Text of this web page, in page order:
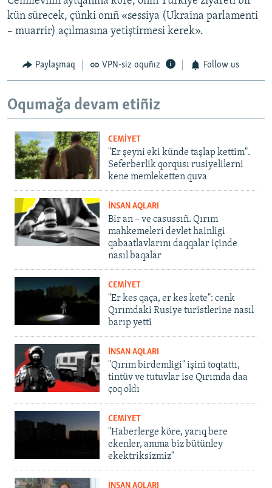
kün sürecek, çünki onıñ «sessiya (Ukraina parlamenti
– muarrir) açılmasına yetiştirmesi kerek».
Paylaşmaq VPN-siz oquñız Follow us
Oqumağa devam etiñiz
CEMİYET
"Er şeyni eki künde taşlap kettim".
Seferberlik qorqusı rusiyelilerni
kene memleketten quva
İNSAN AQLARI
Bir an – ve casussıñ. Qırım
mahkemeleri devlet hainligi
qabaatlavlarını daqqalar içinde
nasıl baqalar
CEMİYET
"Er kes qaça, er kes kete": cenk
Qırımdaki Rusiye turistlerine nasıl
barıp yetti
İNSAN AQLARI
"Qırım birdemligi" işini toqtattı,
tintüv ve tutuvlar ise Qırımda daa
çoq oldı
CEMİYET
"Haberlerge köre, yarıq bere
ekenler, amma biz bütünley
ekektriksizmiz"
İNSAN AQLARI